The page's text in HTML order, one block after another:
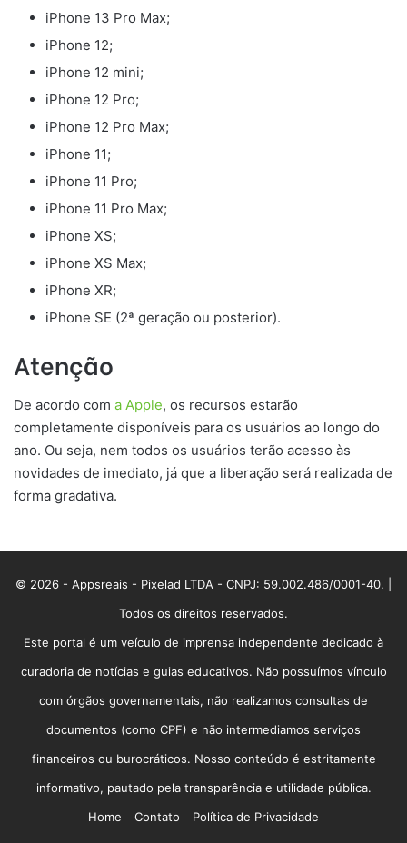
iPhone 13 Pro Max;
iPhone 12;
iPhone 12 mini;
iPhone 12 Pro;
iPhone 12 Pro Max;
iPhone 11;
iPhone 11 Pro;
iPhone 11 Pro Max;
iPhone XS;
iPhone XS Max;
iPhone XR;
iPhone SE (2ª geração ou posterior).
Atenção
De acordo com a Apple, os recursos estarão
completamente disponíveis para os usuários ao longo do
ano. Ou seja, nem todos os usuários terão acesso às
novidades de imediato, já que a liberação será realizada de
forma gradativa.
© 2026 - Appsreais - Pixelad LTDA - CNPJ: 59.002.486/0001-40. |
Todos os direitos reservados.
Este portal é um veículo de imprensa independente dedicado à
curadoria de notícias e guias educativos. Não possuímos vínculo
com órgãos governamentais, não realizamos consultas de
documentos (como CPF) e não intermediamos serviços
financeiros ou burocráticos. Nosso conteúdo é estritamente
informativo, pautado pela transparência e utilidade pública.
Home
Contato Política de Privacidade